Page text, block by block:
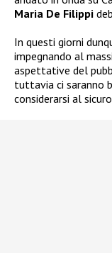
Maria De Filippi
In questi giorni
impegnando al
aspettative del
tuttavia ci saranno
considerarsi al